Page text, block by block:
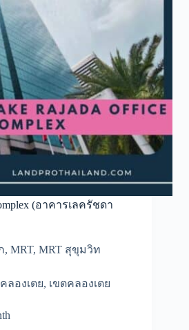
(อาคารเลครัชดา
, MRT, MRT สุขุมวิท
องเตย, เขตคลองเตย